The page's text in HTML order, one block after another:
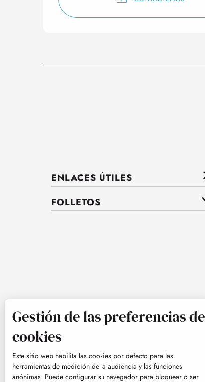
ENLACES ÚTILES
FOLLETOS
Gestión de las preferencias de
cookies
Este sitio web habilita las cookies por defecto para las
herramientas de medición de la audiencia y las funciones
anónimas. Puede configurar su navegador para bloquear o ser